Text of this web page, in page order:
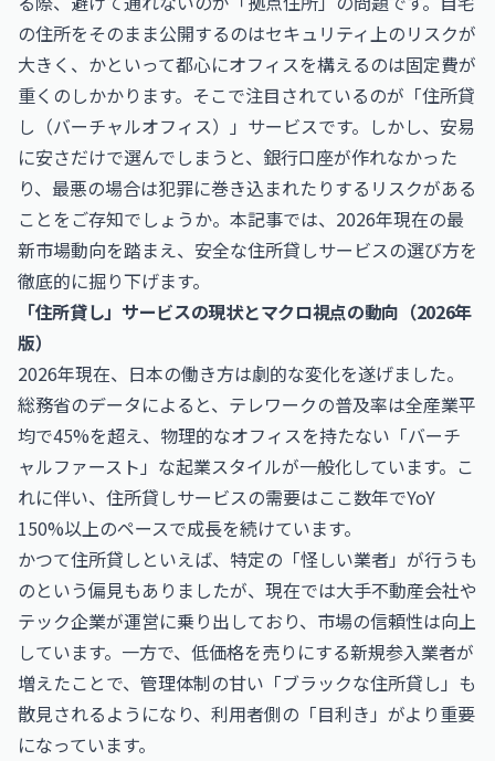
の住所をそのまま公開するのはセキュリティ上のリスクが
大きく、かといって都心にオフィスを構えるのは固定費が
重くのしかかります。そこで注目されているのが「住所貸
し（バーチャルオフィス）」サービスです。しかし、安易
に安さだけで選んでしまうと、銀行口座が作れなかった
り、最悪の場合は犯罪に巻き込まれたりするリスクがある
ことをご存知でしょうか。本記事では、2026年現在の最
新市場動向を踏まえ、安全な住所貸しサービスの選び方を
徹底的に掘り下げます。
「住所貸し」サービスの現状とマクロ視点の動向（2026年
版）
2026年現在、日本の働き方は劇的な変化を遂げました。
総務省のデータによると、テレワークの普及率は全産業平
均で45%を超え、物理的なオフィスを持たない「バーチ
ャルファースト」な起業スタイルが一般化しています。こ
れに伴い、住所貸しサービスの需要はここ数年でYoY
150%以上のペースで成長を続けています。
かつて住所貸しといえば、特定の「怪しい業者」が行うも
のという偏見もありましたが、現在では大手不動産会社や
テック企業が運営に乗り出しており、市場の信頼性は向上
しています。一方で、低価格を売りにする新規参入業者が
増えたことで、管理体制の甘い「ブラックな住所貸し」も
散見されるようになり、利用者側の「目利き」がより重要
になっています。